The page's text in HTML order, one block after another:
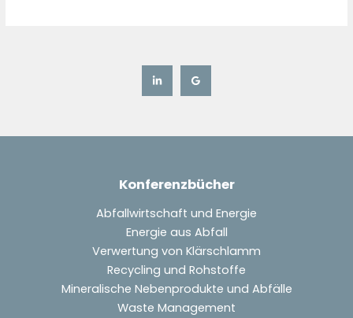
Konferenzbücher
Abfallwirtschaft und Energie
Energie aus Abfall
Verwertung von Klärschlamm
Recycling und Rohstoffe
Mineralische Nebenprodukte und Abfälle
Waste Management